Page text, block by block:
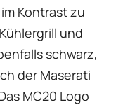
Kontrast zu
und
schwarz,
der Maserati
MC20 Logo